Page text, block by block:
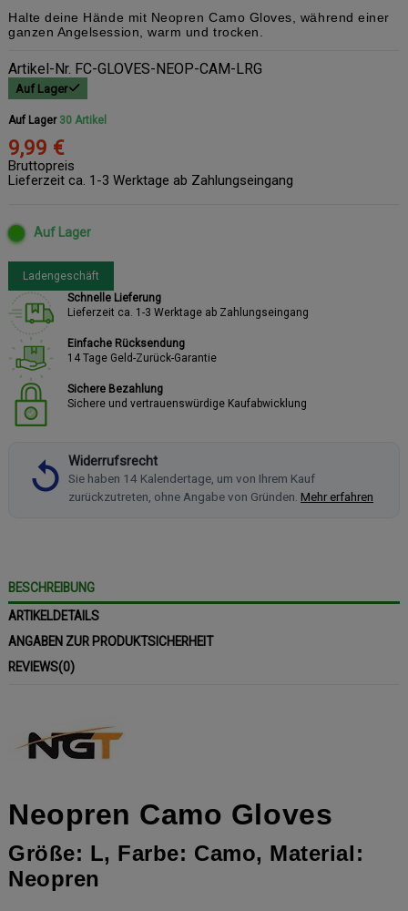
Halte deine Hände mit Neopren Camo Gloves, während einer
ganzen Angelsession, warm und trocken.
Artikel-Nr. FC-GLOVES-NEOP-CAM-LRG
Auf Lager
Auf Lager 30 Artikel
9,99 €
Bruttopreis
Lieferzeit ca. 1-3 Werktage ab Zahlungseingang
Auf Lager
Ladengeschäft
Schnelle Lieferung
Lieferzeit ca. 1-3 Werktage ab Zahlungseingang
Einfache Rücksendung
14 Tage Geld-Zurück-Garantie
Sichere Bezahlung
Sichere und vertrauenswürdige Kaufabwicklung
Widerrufsrecht
Sie haben 14 Kalendertage, um von Ihrem Kauf
zurückzutreten, ohne Angabe von Gründen. Mehr erfahren
BESCHREIBUNG
ARTIKELDETAILS
ANGABEN ZUR PRODUKTSICHERHEIT
REVIEWS(0)
Neopren Camo Gloves
Größe: L, Farbe: Camo, Material:
Neopren